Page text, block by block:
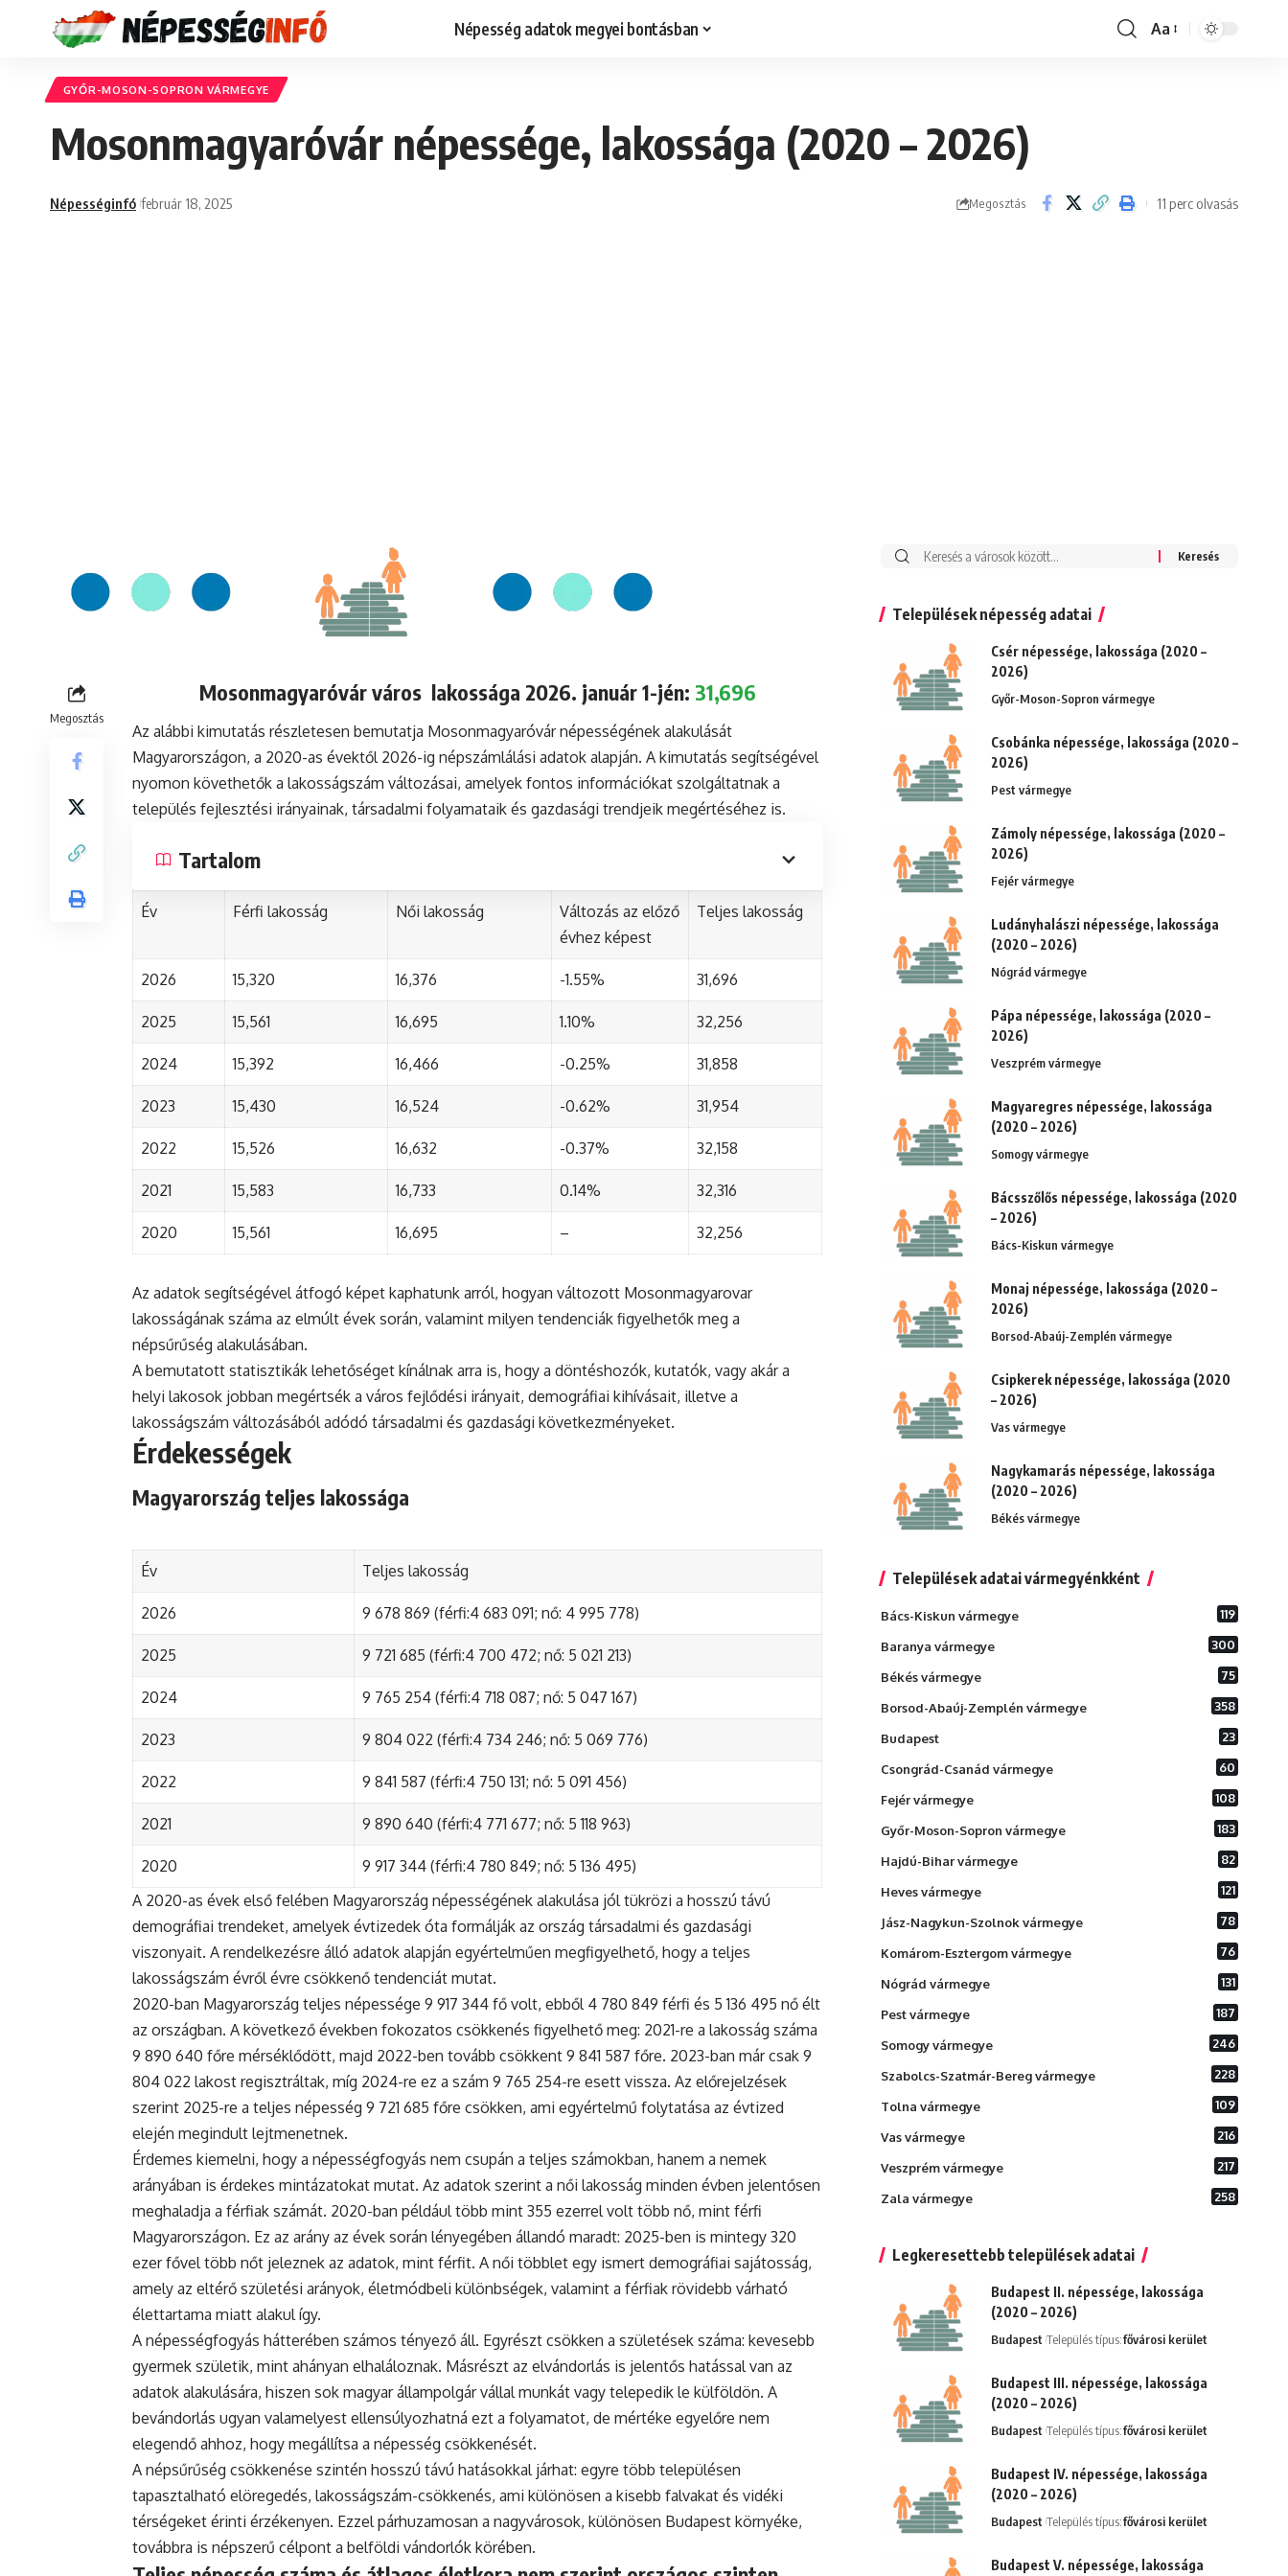
Népesség adatok megyei bontásban
Font
Aa
GYŐR-MOSON-SOPRON VÁRMEGYE
Mosonmagyaróvár népessége, lakossága (2020 – 2026)
Népességinfó február 18, 2025 Megosztás 11 perc olvasás
Megosztás
Mosonmagyaróvár város lakossága 2026. január 1-jén: 31,696
Az alábbi kimutatás részletesen bemutatja Mosonmagyaróvár népességének alakulását
Magyarországon, a 2020-as évektől 2026-ig népszámlálási adatok alapján. A kimutatás segítségével
nyomon követhetők a lakosságszám változásai, amelyek fontos információkat szolgáltatnak a
település fejlesztési irányainak, társadalmi folyamataik és gazdasági trendjeik megértéséhez is.
Tartalom
Év Férfi lakosság Női lakosság
Változás az előző
évhez képest
Teljes lakosság
2026 15,320 16,376 -1.55% 31,696
2025 15,561 16,695 1.10% 32,256
2024 15,392 16,466 -0.25% 31,858
2023 15,430 16,524 -0.62% 31,954
2022 15,526 16,632 -0.37% 32,158
2021 15,583 16,733 0.14% 32,316
2020 15,561 16,695 – 32,256
Az adatok segítségével átfogó képet kaphatunk arról, hogyan változott Mosonmagyarovar
lakosságának száma az elmúlt évek során, valamint milyen tendenciák figyelhetők meg a
népsűrűség alakulásában.
A bemutatott statisztikák lehetőséget kínálnak arra is, hogy a döntéshozók, kutatók, vagy akár a
helyi lakosok jobban megértsék a város fejlődési irányait, demográfiai kihívásait, illetve a
lakosságszám változásából adódó társadalmi és gazdasági következményeket.
Érdekességek
Magyarország teljes lakossága
Év Teljes lakosság
2026 9 678 869 (férfi:4 683 091; nő: 4 995 778)
2025 9 721 685 (férfi:4 700 472; nő: 5 021 213)
2024 9 765 254 (férfi:4 718 087; nő: 5 047 167)
2023 9 804 022 (férfi:4 734 246; nő: 5 069 776)
2022 9 841 587 (férfi:4 750 131; nő: 5 091 456)
2021 9 890 640 (férfi:4 771 677; nő: 5 118 963)
2020
9 917 344 (férfi:4 780 849; nő: 5 136 495)
A 2020-as évek első felében Magyarország népességének alakulása jól tükrözi a hosszú távú
demográfiai trendeket, amelyek évtizedek óta formálják az ország társadalmi és gazdasági
viszonyait. A rendelkezésre álló adatok alapján egyértelműen megfigyelhető, hogy a teljes
lakosságszám évről évre csökkenő tendenciát mutat.
2020-ban Magyarország teljes népessége 9 917 344 fő volt, ebből 4 780 849 férfi és 5 136 495 nő élt
az országban. A következő években fokozatos csökkenés figyelhető meg: 2021-re a lakosság száma
9 890 640 főre mérséklődött, majd 2022-ben tovább csökkent 9 841 587 főre. 2023-ban már csak 9
804 022 lakost regisztráltak, míg 2024-re ez a szám 9 765 254-re esett vissza. Az előrejelzések
szerint 2025-re a teljes népesség 9 721 685 főre csökken, ami egyértelmű folytatása az évtized
elején megindult lejtmenetnek.
Érdemes kiemelni, hogy a népességfogyás nem csupán a teljes számokban, hanem a nemek
arányában is érdekes mintázatokat mutat. Az adatok szerint a női lakosság minden évben jelentősen
meghaladja a férfiak számát. 2020-ban például több mint 355 ezerrel volt több nő, mint férfi
Magyarországon. Ez az arány az évek során lényegében állandó maradt: 2025-ben is mintegy 320
ezer fővel több nőt jeleznek az adatok, mint férfit. A női többlet egy ismert demográfiai sajátosság,
amely az eltérő születési arányok, életmódbeli különbségek, valamint a férfiak rövidebb várható
élettartama miatt alakul így.
A népességfogyás hátterében számos tényező áll. Egyrészt csökken a születések száma: kevesebb
gyermek születik, mint ahányan elhaláloznak. Másrészt az elvándorlás is jelentős hatással van az
adatok alakulására, hiszen sok magyar állampolgár vállal munkát vagy telepedik le külföldön. A
bevándorlás ugyan valamelyest ellensúlyozhatná ezt a folyamatot, de mértéke egyelőre nem
elegendő ahhoz, hogy megállítsa a népesség csökkenését.
A népsűrűség csökkenése szintén hosszú távú hatásokkal járhat: egyre több településen
tapasztalható elöregedés, lakosságszám-csökkenés, ami különösen a kisebb falvakat és vidéki
térségeket érinti érzékenyen. Ezzel párhuzamosan a nagyvárosok, különösen Budapest környéke,
továbbra is népszerű célpont a belföldi vándorlók körében.
Keresés:
Települések népesség adatai
Csér népessége, lakossága (2020 –
2026)
Győr-Moson-Sopron vármegye
Csobánka népessége, lakossága (2020 –
2026)
Pest vármegye
Zámoly népessége, lakossága (2020 –
2026)
Fejér vármegye
Ludányhalászi népessége, lakossága
(2020 – 2026)
Nógrád vármegye
Pápa népessége, lakossága (2020 –
2026)
Veszprém vármegye
Magyaregres népessége, lakossága
(2020 – 2026)
Somogy vármegye
Bácsszőlős népessége, lakossága (2020
– 2026)
Bács-Kiskun vármegye
Monaj népessége, lakossága (2020 –
2026)
Borsod-Abaúj-Zemplén vármegye
Csipkerek népessége, lakossága (2020
– 2026)
Vas vármegye
Nagykamarás népessége, lakossága
(2020 – 2026)
Békés vármegye
Települések adatai vármegyénkként
Bács-Kiskun vármegye 119
Baranya vármegye 300
Békés vármegye 75
Borsod-Abaúj-Zemplén vármegye 358
Budapest 23
Csongrád-Csanád vármegye 60
Fejér vármegye 108
Győr-Moson-Sopron vármegye 183
Hajdú-Bihar vármegye 82
Heves vármegye 121
Jász-Nagykun-Szolnok vármegye 78
Komárom-Esztergom vármegye 76
Nógrád vármegye 131
Pest vármegye 187
Somogy vármegye 246
Szabolcs-Szatmár-Bereg vármegye 228
Tolna vármegye 109
Vas vármegye 216
Veszprém vármegye 217
Zala vármegye 258
Legkeresettebb települések adatai
Budapest II. népessége, lakossága
(2020 – 2026)
Budapest Település típus:fővárosi kerület
Budapest III. népessége, lakossága
(2020 – 2026)
Budapest Település típus:fővárosi kerület
Budapest IV. népessége, lakossága
(2020 – 2026)
Budapest Település típus:fővárosi kerület
Budapest V. népessége, lakossága